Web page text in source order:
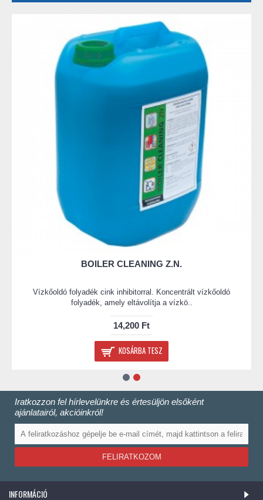
BOILER CLEANING Z.N.
Vízkőoldó folyadék cink inhibitorral. Koncentrált vízkőoldó
folyadék, amely eltávolítja a vízkö..
14,200 Ft
KOSÁRBA TESZ
Iratkozzon fel hírlevelünkre és értesüljön elsőként
ajánlatairól, akcióinkról!
FELIRATKOZOM
INFORMÁCIÓ